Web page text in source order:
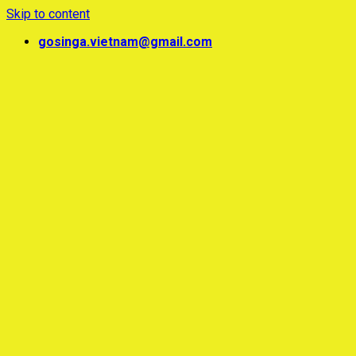
Skip to content
gosinga.vietnam@gmail.com